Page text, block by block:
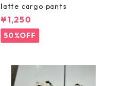
latte cargo pants
¥1,250
50%OFF